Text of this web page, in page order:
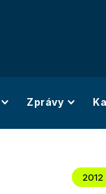
Zprávy
2012